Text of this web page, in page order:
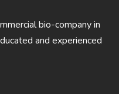
bio-company in
and experienced